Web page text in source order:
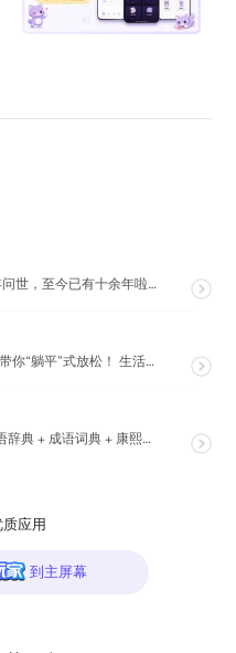
化学方程式安卓版于 2011 年问世，至今已有十余年啦！在广大网友的积极贡献和我们的悉心维护下，如今...
你是不是压力山大？让Relax带你“躺平”式放松！ 生活节奏飞快，压力如影随形？渴望片刻宁静？别担心...
一个 App = 汉语大词典 + 国语辞典 + 成语词典 + 康熙字典 + 说文解字 + 六书通 +...
应用
到主屏幕